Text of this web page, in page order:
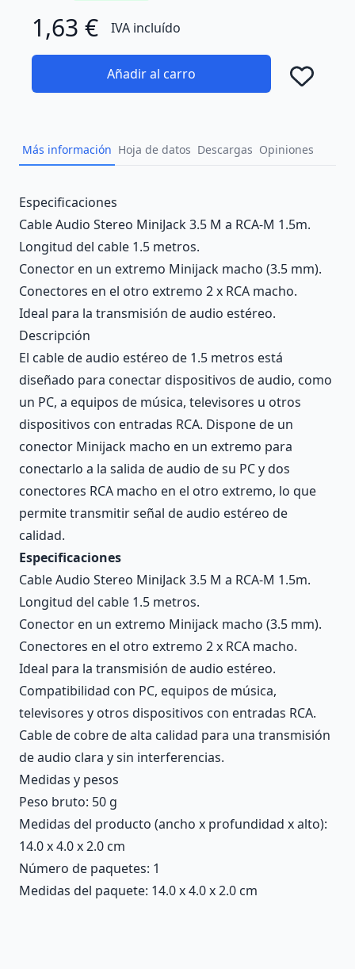
1,63 € IVA incluído
Añadir al carro
Más información Hoja de datos Descargas Opiniones
Description
Especificaciones
Cable Audio Stereo MiniJack 3.5 M a RCA-M 1.5m.
Longitud del cable 1.5 metros.
Conector en un extremo Minijack macho (3.5 mm).
Conectores en el otro extremo 2 x RCA macho.
Ideal para la transmisión de audio estéreo.
Descripción
El cable de audio estéreo de 1.5 metros está
diseñado para conectar dispositivos de audio, como
un PC, a equipos de música, televisores u otros
dispositivos con entradas RCA. Dispone de un
conector Minijack macho en un extremo para
conectarlo a la salida de audio de su PC y dos
conectores RCA macho en el otro extremo, lo que
permite transmitir señal de audio estéreo de
calidad.
Especificaciones
Cable Audio Stereo MiniJack 3.5 M a RCA-M 1.5m.
Longitud del cable 1.5 metros.
Conector en un extremo Minijack macho (3.5 mm).
Conectores en el otro extremo 2 x RCA macho.
Ideal para la transmisión de audio estéreo.
Compatibilidad con PC, equipos de música,
televisores y otros dispositivos con entradas RCA.
Cable de cobre de alta calidad para una transmisión
de audio clara y sin interferencias.
Medidas y pesos
Peso bruto: 50 g
Medidas del producto (ancho x profundidad x alto):
14.0 x 4.0 x 2.0 cm
Número de paquetes: 1
Medidas del paquete: 14.0 x 4.0 x 2.0 cm